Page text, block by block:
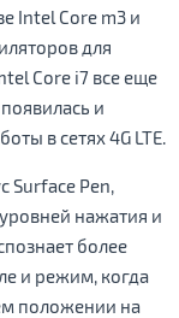
Intel Core m3 и
для
Core i7 все еще
и
в сетях 4G LTE.
Surface Pen,
нажатия и
более
и режим, когда
положении на